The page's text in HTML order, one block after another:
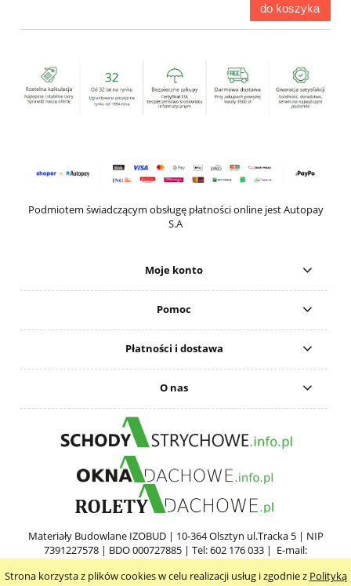
Strona korzysta z plików cookies w celu realizacji usług i zgodnie z Polityką
do koszyka
Podmiotem świadczącym obsługę płatności online jest Autopay
S.A
Moje konto
Pomoc
Płatności i dostawa
O nas
Materiały Budowlane IZOBUD | 10-364 Olsztyn ul.Tracka 5 | NIP
7391227578 | BDO 000727885 | Tel: 602 176 033 | E-mail: